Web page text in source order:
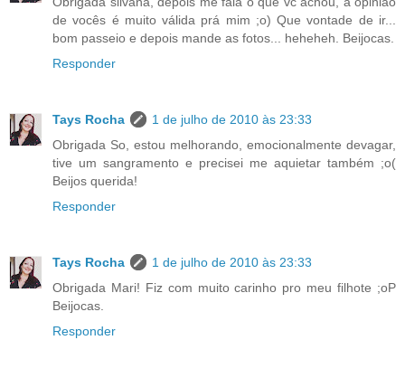
de vocês é muito válida prá mim ;o) Que vontade de ir...
bom passeio e depois mande as fotos... heheheh. Beijocas.
Responder
Tays Rocha
1 de julho de 2010 às 23:33
Obrigada So, estou melhorando, emocionalmente devagar,
tive um sangramento e precisei me aquietar também ;o(
Beijos querida!
Responder
Tays Rocha
1 de julho de 2010 às 23:33
Obrigada Mari! Fiz com muito carinho pro meu filhote ;oP
Beijocas.
Responder